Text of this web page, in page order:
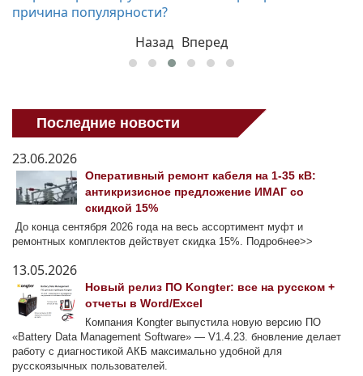
причина популярности?
Назад Вперед
Последние новости
23.06.2026
Оперативный ремонт кабеля на 1-35 кВ:
антикризисное предложение ИМАГ со
скидкой 15%
До конца сентября 2026 года на весь ассортимент муфт и
ремонтных комплектов действует скидка 15%. Подробнее>>
13.05.2026
Новый релиз ПО Kongter: все на русском +
отчеты в Word/Excel
Компания Kongter выпустила новую версию ПО
«Battery Data Management Software» — V1.4.23. бновление делает
работу с диагностикой АКБ максимально удобной для
русскоязычных пользователей.